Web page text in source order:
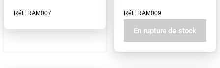
Réf : RAM007 Réf : RAM009
En rupture de stock